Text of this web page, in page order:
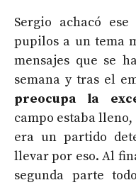
Sergio achacó
pupilos a un tema
mensajes que se
semana y tras el
preocupa la
campo estaba
era un partido
llevar por eso. Al
segunda parte